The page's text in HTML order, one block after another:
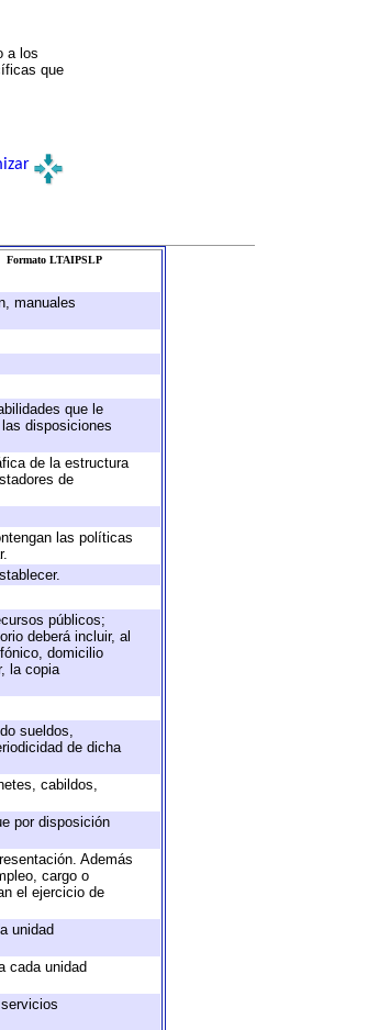
a los
que
Formato LTAIPSLP
manuales
que le
disposiciones
de la estructura
de
las políticas
públicos;
deberá incluir, al
domicilio
la copia
sueldos,
de dicha
cabildos,
por disposición
Además
cargo o
el ejercicio de
unidad
cada unidad